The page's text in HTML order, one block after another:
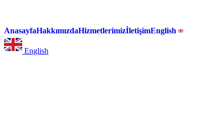
AnasayfaHakkımızdaHizmetlerimizİletişimEnglish
English